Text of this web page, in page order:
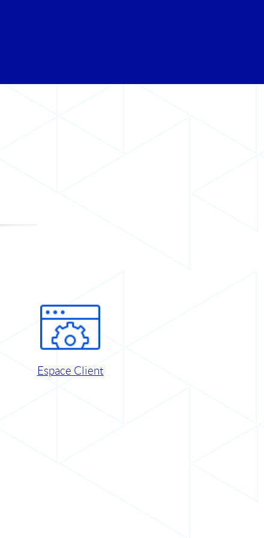
Espace Client